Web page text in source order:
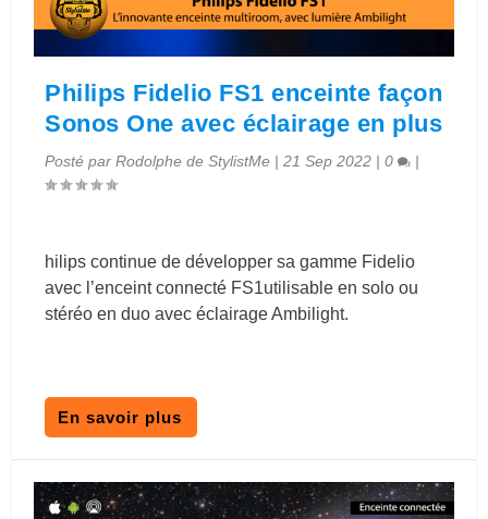
Philips Fidelio FS1 enceinte façon
Sonos One avec éclairage en plus
Posté parRodolphe de StylistMe |21 Sep 2022 |0 |
hilips continue de développer sa gamme Fidelio
avec l’enceint connecté FS1utilisable en solo ou
stéréo en duo avec éclairage Ambilight.
En savoir plus